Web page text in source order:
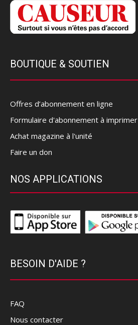
BOUTIQUE & SOUTIEN
Offres d’abonnement en ligne
Formulaire d'abonnement à imprimer
Achat magazine à l'unité
Faire un don
NOS APPLICATIONS
BESOIN D'AIDE ?
FAQ
Nous contacter